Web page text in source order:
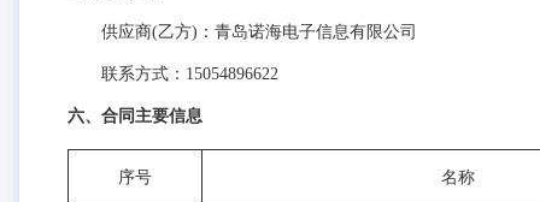
供应商(乙方)：青岛诺海电子信息有限公司
联系方式：15054896622
六、合同主要信息
序号 名称